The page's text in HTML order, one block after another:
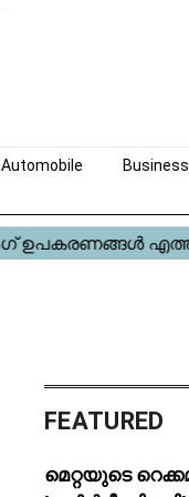
Automobile Business
FEATURED
മെറ്റയുടെ